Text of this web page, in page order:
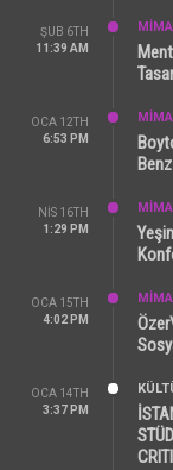
ŞUB 6TH
11:39 AM
OCA 12TH
6:53 PM
NIS 16TH
1:29 PM
OCA 15TH
4:02 PM
OCA 14TH
3:37 PM